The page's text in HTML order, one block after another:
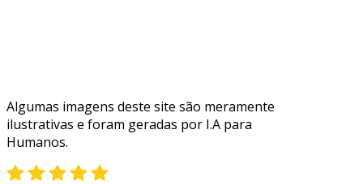
Algumas imagens deste site são meramente
ilustrativas e foram geradas por I.A para
Humanos.